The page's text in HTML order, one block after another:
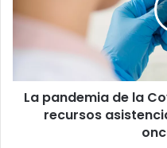
n
e
i
La pandemia de la
recursos